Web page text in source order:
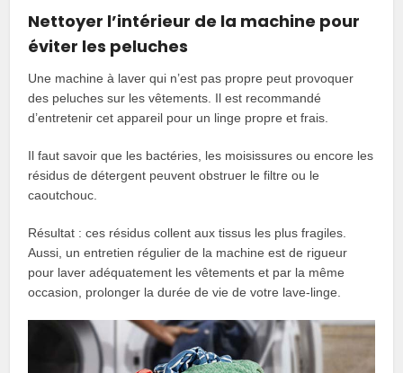
Nettoyer l’intérieur de la machine pour
éviter les peluches
Une machine à laver qui n’est pas propre peut provoquer
des peluches sur les vêtements. Il est recommandé
d’entretenir cet appareil pour un linge propre et frais.
Il faut savoir que les bactéries, les moisissures ou encore les
résidus de détergent peuvent obstruer le filtre ou le
caoutchouc.
Résultat : ces résidus collent aux tissus les plus fragiles.
Aussi, un entretien régulier de la machine est de rigueur
pour laver adéquatement les vêtements et par la même
occasion, prolonger la durée de vie de votre lave-linge.